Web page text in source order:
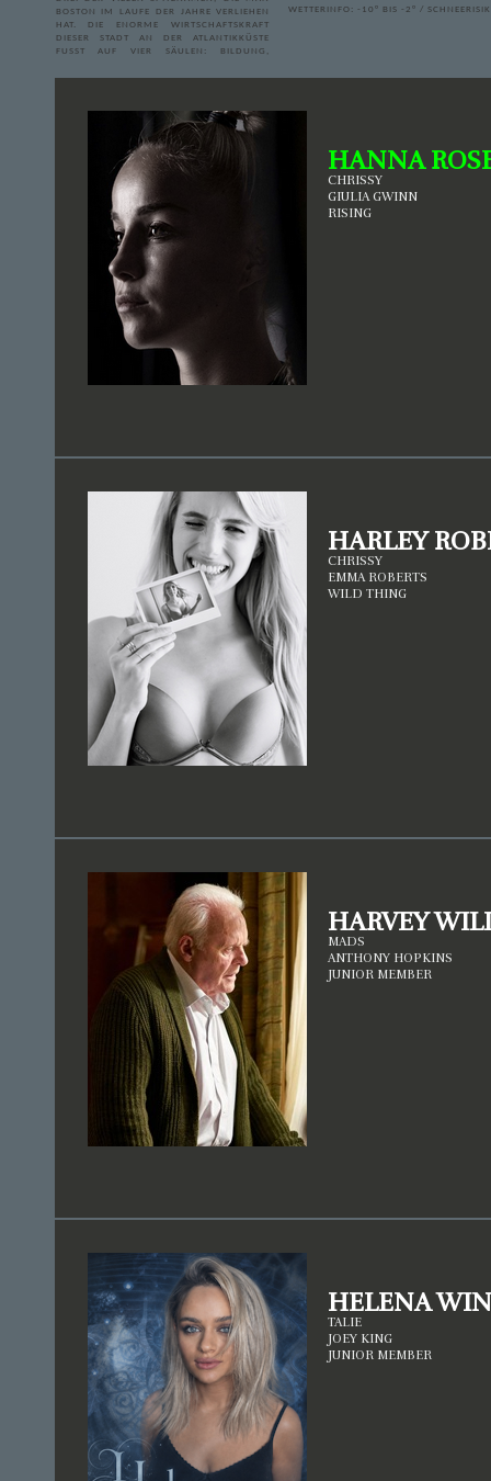
OSTON IM LAUFE DER JAHRE VERLIEHEN H
AT. DIE ENORME WIRTSCHAFTSKRAFT D
IESER STADT AN DER ATLANTIKKÜSTE F
USST AUF VIER SÄULEN: BILDUNG, GE
CHNOLOGIE. GERADE DER LETZTE PUNKT LO
ALS HAUPTSPIELORT IM MITTELPUNKT
UNSERES RPGS STEHT DAS WELTWEIT
BERÜHMTE UND ANERKANNTE MIT, DAS
MASSACHUSETTS INSTITUTE OF
TECHNOLOGY, DAS – STRENGGENOMMEN –
NICHT IN BOSTON, SONDERN IN
CAMBRIDGE LIEGT, GENAUER GESAGT AM
CHARLES RIVER – DIREKT GEGENÜBER VON
BOSTON UND STROMABWÄRTS DER
HARVARD UNIVERSITY. AM MIT DREHT
SICH, WIE ES DER NAME SUGGERIERT,
ALLES UM TECHNOLOGIE. DER RUF DER
FAKULTÄT IST NICHT GRUNDLOS SO GUT –
BERÜHMTE NOBELPREISTRÄGER WIE
GEORGE SMOOT, MARIO MOLINA ODER
RICHARD FEYNMAN PROMOVIERTEN HIER.
AUF DER ANDEREN SEITE DES RIVERS,
QUASI MIT BLICKKONTAKT ZUM MIT, LIEGT
DIE JOHN D. O’BRYANT SCHOOL OF
MIT BEVORZUGT ANGENOMMEN.
DER DRITTE HAUPTSPIELORT – MERCURY
TECH. EIN GIGANTISCHES TECHNOLOGIE-
UNTERNEHMEN, DAS SICH AUF DIVERSE
SOFTWARE-LÖSUNGEN SPEZIALISIERT HAT.
IM VORDERGRUND STEHT DAS PROJEKT
„VENUS“, EINE KÜNSTLICHE INTELLIGENZ,
DIE DEN ÜBLICHEN HAUSHALTSHILFEN WIE
ALEXA, SIRI UND CO NICHT NUR
KONKURRENZ MACHEN, SONDERN
GÄNZLICH DEN RANG ABLAUFEN SOLL.
MERCURY HAT ABER NOCH MEHR ZU
BIETEN: MIT PROJEKT „JUPITER“ STEHT DIE
ENTWICKLUNG HOCHMODERNER VR-
VIDEOSPIELE IN DEN STARTLÖCHERN,
WÄHREND PROJEKT „SATURN“ MODERNE
SOFTWARE-LÖSUNGEN ENTWICKELT, DIE
DIE WELT VEREINFACHEN SOLLEN.
DOCH DAS WÄRE ALL DIESE WISSENSCHAFT
UND TECHNOLOGIE, WENN ES KEINE
LEIDENSCHAFT GÄBE? SO REAL SICH DIE
UND TECHNIK, LUST UND INNOVATION,
FANTASTISCHEN STADT. LASS DICH
MITREISSEN VON TECHNIK, DIE B
EGEISTERT, UND VON LEIDENSCHAFT, DIE D
ICH BIS INS MARK ERSCHÜTTERT.
SPIELBAR IST ALLES, WAS IN BOSTON ZU
FINDEN IST. STUDIERE AM MIT, LERNE AN
DER JDOB, ARBEITE BEI MERCURY – ODER
SEI DER POLIZIST, DER DIE DROGENDEALER
AUFSPÜRT. SEI DIE FEUERWEHRFRAU, DIE
BRÄNDE LÖSCHT. SEI DIE ÄRZTIN, DIE
LEBEN RETTET. KOMM NACH BOSTON!
WETTERINFO: -10° BIS -2° /
HANNA
CHRISSY
GIULIA GWINN
RISING
HARLEY
CHRISSY
EMMA ROBERTS
WILD THING
HARVEY
MADS
ANTHONY HOPKINS
JUNIOR MEMBER
HELENA
TALIE
JOEY KING
JUNIOR MEMBER